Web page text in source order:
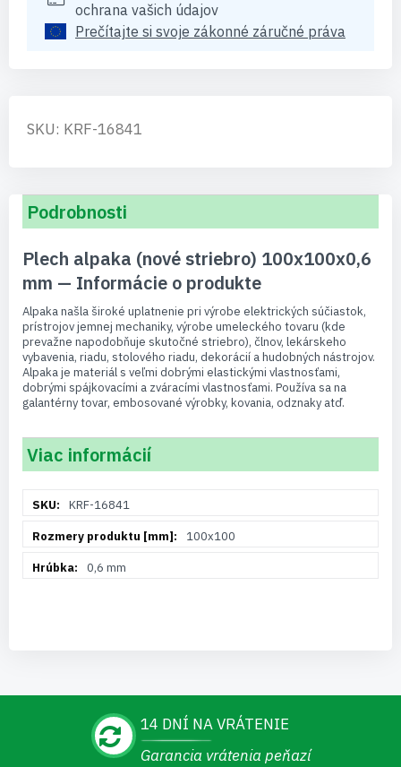
ochrana vašich údajov
Prečítajte si svoje zákonné záručné práva
SKU: KRF-16841
Podrobnosti
Plech alpaka (nové striebro) 100x100x0,6
mm — Informácie o produkte
Alpaka našla široké uplatnenie pri výrobe elektrických súčiastok,
prístrojov jemnej mechaniky, výrobe umeleckého tovaru (kde
prevažne napodobňuje skutočné striebro), člnov, lekárskeho
vybavenia, riadu, stolového riadu, dekorácií a hudobných nástrojov.
Alpaka je materiál s veľmi dobrými elastickými vlastnosťami,
dobrými spájkovacími a zváracími vlastnosťami. Používa sa na
galantérny tovar, embosované výrobky, kovania, odznaky atď.
Viac informácií
informáciíKRF-16841
100x100
0,6 mm
14 DNÍ NA VRÁTENIE
Garancia vrátenia peňazí